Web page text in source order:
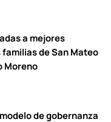
a mejores
de San Mateo
Moreno
de gobernanza